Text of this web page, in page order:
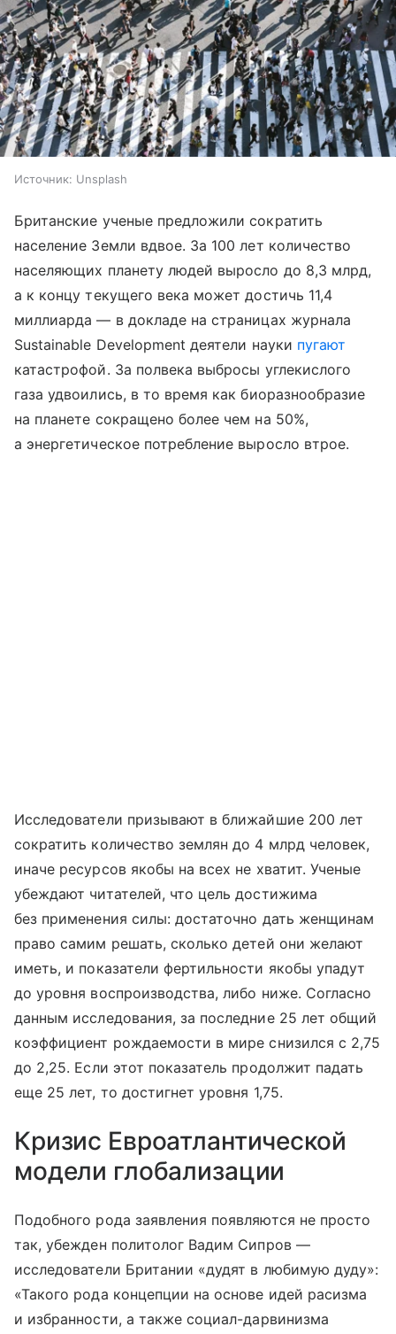
Источник: Unsplash
Британские ученые предложили сократить
население Земли вдвое. За 100 лет количество
населяющих планету людей выросло до 8,3 млрд,
а к концу текущего века может достичь 11,4
миллиарда — в докладе на страницах журнала
Sustainable Development деятели науки пугают
катастрофой. За полвека выбросы углекислого
газа удвоились, в то время как биоразнообразие
на планете сокращено более чем на 50%,
а энергетическое потребление выросло втрое.
Исследователи призывают в ближайшие 200 лет
сократить количество землян до 4 млрд человек,
иначе ресурсов якобы на всех не хватит. Ученые
убеждают читателей, что цель достижима
без применения силы: достаточно дать женщинам
право самим решать, сколько детей они желают
иметь, и показатели фертильности якобы упадут
до уровня воспроизводства, либо ниже. Согласно
данным исследования, за последние 25 лет общий
коэффициент рождаемости в мире снизился с 2,75
до 2,25. Если этот показатель продолжит падать
еще 25 лет, то достигнет уровня 1,75.
Кризис Евроатлантической
модели глобализации
Подобного рода заявления появляются не просто
так, убежден политолог Вадим Сипров —
исследователи Британии «дудят в любимую дуду»:
«Такого рода концепции на основе идей расизма
и избранности, а также социал-дарвинизма